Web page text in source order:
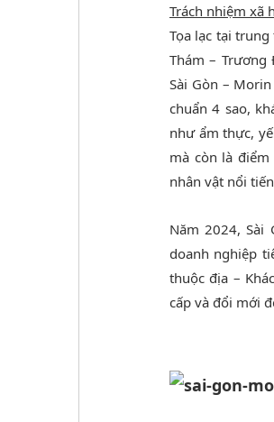
Trách nhiệm xã
Tọa lạc tại
Thám – Trương
Sài Gòn –
chuẩn 4 sao,
như ẩm thực,
mà còn là
nhân vật nổi
Năm 2024, Sài
doanh nghiệp
thuộc địa –
cấp và đổi mới